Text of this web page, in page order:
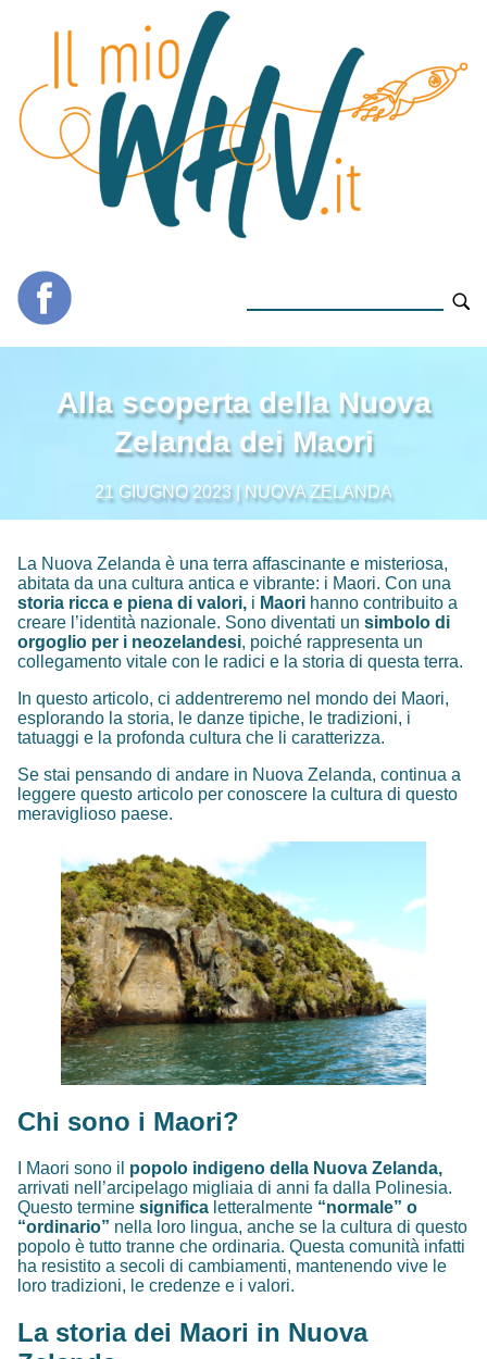
Alla scoperta della Nuova
Zelanda dei Maori
21 GIUGNO 2023 | NUOVA ZELANDA
La Nuova Zelanda è una terra affascinante e misteriosa,
abitata da una cultura antica e vibrante: i Maori. Con una
storia ricca e piena di valori, i Maori hanno contribuito a
creare l’identità nazionale. Sono diventati un simbolo di
orgoglio per i neozelandesi, poiché rappresenta un
collegamento vitale con le radici e la storia di questa terra.
In questo articolo, ci addentreremo nel mondo dei Maori,
esplorando la storia, le danze tipiche, le tradizioni, i
tatuaggi e la profonda cultura che li caratterizza.
Se stai pensando di andare in Nuova Zelanda, continua a
leggere questo articolo per conoscere la cultura di questo
meraviglioso paese.
Chi sono i Maori?
I Maori sono il popolo indigeno della Nuova Zelanda,
arrivati ​​nell’arcipelago migliaia di anni fa dalla Polinesia.
Questo termine significa letteralmente “normale” o
“ordinario” nella loro lingua, anche se la cultura di questo
popolo è tutto tranne che ordinaria. Questa comunità infatti
ha resistito a secoli di cambiamenti, mantenendo vive le
loro tradizioni, le credenze e i valori.
La storia dei Maori in Nuova